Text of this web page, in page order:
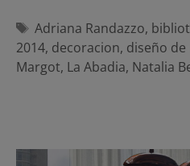
Etiquetas
Adriana Randazzo,
2014, decoracion, diseño
Margot, La Abadia, Natalia